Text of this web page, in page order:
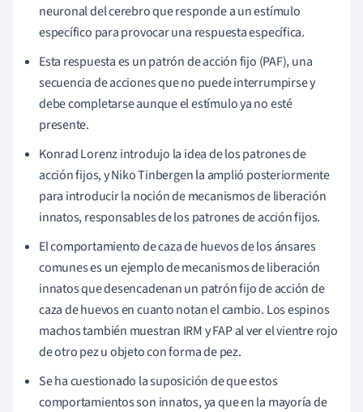
neuronal del cerebro que responde a un estímulo
específico para provocar una respuesta específica.
Esta respuesta es un patrón de acción fijo (PAF), una
secuencia de acciones que no puede interrumpirse y
debe completarse aunque el estímulo ya no esté
presente.
Konrad Lorenz introdujo la idea de los patrones de
acción fijos, y Niko Tinbergen la amplió posteriormente
para introducir la noción de mecanismos de liberación
innatos, responsables de los patrones de acción fijos.
El comportamiento de caza de huevos de los ánsares
comunes es un ejemplo de mecanismos de liberación
innatos que desencadenan un patrón fijo de acción de
caza de huevos en cuanto notan el cambio. Los espinos
machos también muestran IRM y FAP al ver el vientre rojo
de otro pez u objeto con forma de pez.
Se ha cuestionado la suposición de que estos
comportamientos son innatos, ya que en la mayoría de